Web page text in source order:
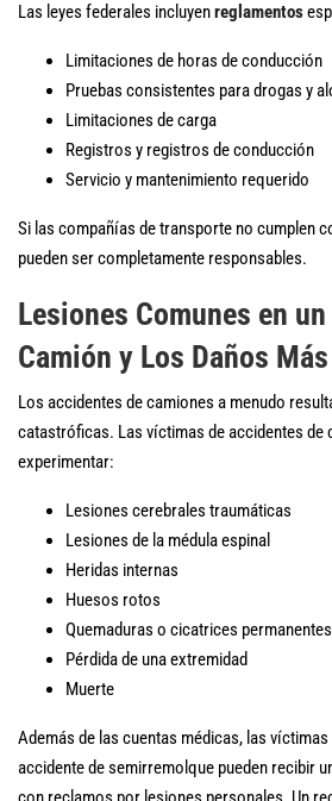
Las leyes federales incluyenreglamentos
Limitaciones de horas de conducción
Pruebas consistentes para drogas y
Limitaciones de carga
Registros y registros de conducción
Servicio y mantenimiento requerido
Si las compañías de transporte no cumplen
pueden ser completamente responsables.
Lesiones Comunes en
Camión y Los Daños
Los accidentes de camiones a menudo
catastróficas. Las víctimas de accidentes de
experimentar:
Lesiones cerebrales traumáticas
Lesiones de la médula espinal
Heridas internas
Huesos rotos
Quemaduras o cicatrices permanentes
Pérdida de una extremidad
Muerte
Además de las cuentas médicas, las
accidente de semirremolque pueden recibir